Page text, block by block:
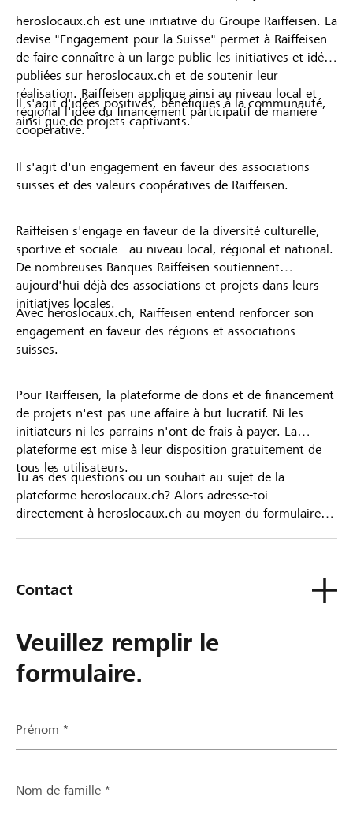
heroslocaux.ch est une initiative du Groupe Raiffeisen. La
devise "Engagement pour la Suisse" permet à Raiffeisen
de faire connaître à un large public les initiatives et idées
publiées sur heroslocaux.ch et de soutenir leur
réalisation. Raiffeisen applique ainsi au niveau local et
régional l'idée du financement participatif de manière
coopérative.
Il s'agit d'idées positives, bénéfiques à la communauté,
ainsi que de projets captivants.
Il s'agit d'un engagement en faveur des associations
suisses et des valeurs coopératives de Raiffeisen.
Raiffeisen s'engage en faveur de la diversité culturelle,
sportive et sociale - au niveau local, régional et national.
De nombreuses Banques Raiffeisen soutiennent
aujourd'hui déjà des associations et projets dans leurs
initiatives locales.
Avec heroslocaux.ch, Raiffeisen entend renforcer son
engagement en faveur des régions et associations
suisses.
Pour Raiffeisen, la plateforme de dons et de financement
de projets n'est pas une affaire à but lucratif. Ni les
initiateurs ni les parrains n'ont de frais à payer. La
plateforme est mise à leur disposition gratuitement de
tous les utilisateurs.
Tu as des questions ou un souhait au sujet de la
plateforme heroslocaux.ch? Alors adresse-toi
directement à heroslocaux.ch au moyen du formulaire
Contact
Veuillez remplir le
formulaire.
Prénom *
Nom de famille *